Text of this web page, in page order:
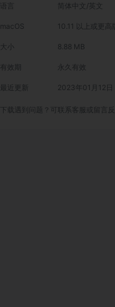
语言 简体中文/英文
macOS 10.11 以上或更
大小 8.88 MB
有效期 永久有效
最近更新 2023年01月12日
下载遇到问题？可联系客服或留言